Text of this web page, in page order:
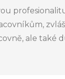
ale také